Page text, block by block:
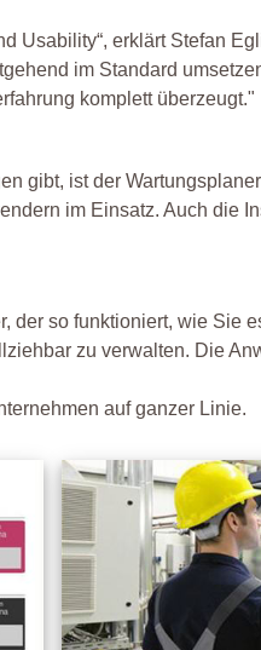
erklärt Stefan
im Standard
komplett überzeugt."
gibt, ist der
im Einsatz. Auch die
der so funktioniert, wie Sie
zu verwalten. Die
auf ganzer Linie.